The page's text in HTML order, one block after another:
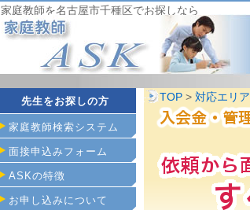
家庭教師を名古屋市千種区でお探しなら
TOP > 対応エリア
先生をお探しの方
家庭教師検索システム
面接申込みフォーム
ASKの特徴
お申し込みについて